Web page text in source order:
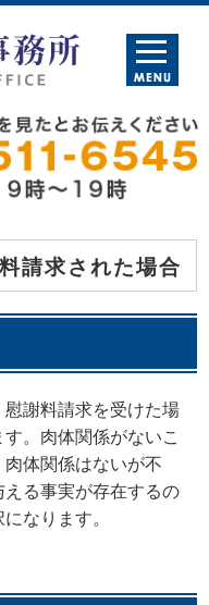
請求された場合
謝料請求を受けた場
。肉体関係がないこ
体関係はないが不
る事実が存在するの
なります。